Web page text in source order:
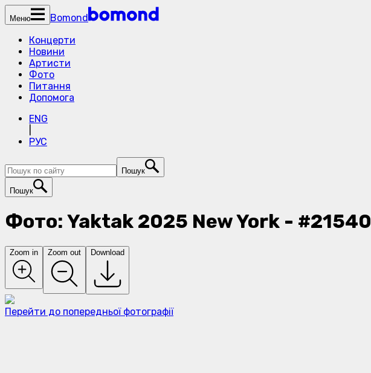
Меню
Bomond
Концерти
Новини
Артисти
Фото
Питання
Допомога
ENG
РУС
Пошук
Пошук
Фото: Yaktak 2025 New York - #21540
Zoom in Zoom out Download
Перейти до попередньої фотографії